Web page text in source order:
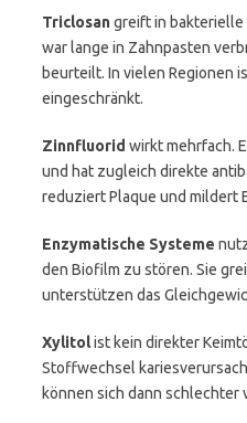
Triclosangreift in
war lange in Zahnpasten
beurteilt. In vielen Regionen
eingeschränkt.
Zinnfluorid wirkt mehrfach.
und hat zugleich direkte
reduziert Plaque und mildert
Enzymatische Systeme
den Biofilm zu stören. Sie
unterstützen das
Xylitolist kein direkter
Stoffwechsel
können sich dann schlechter